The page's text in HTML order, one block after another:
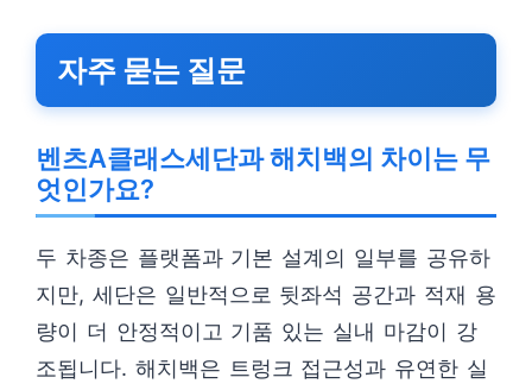
자주 묻는 질문
벤츠A클래스세단과 해치백의 차이는 무
엇인가요?
두 차종은 플랫폼과 기본 설계의 일부를 공유하
지만, 세단은 일반적으로 뒷좌석 공간과 적재 용
량이 더 안정적이고 기품 있는 실내 마감이 강
조됩니다. 해치백은 트렁크 접근성과 유연한 실